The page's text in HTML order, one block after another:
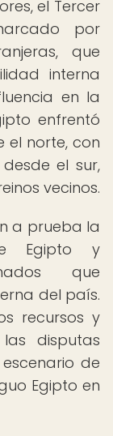
el Tercer
por
que
interna
en la
enfrentó
el norte, con
el sur,
vecinos.
a prueba la
Egipto y
que
del país.
recursos y
disputas
de
Egipto en